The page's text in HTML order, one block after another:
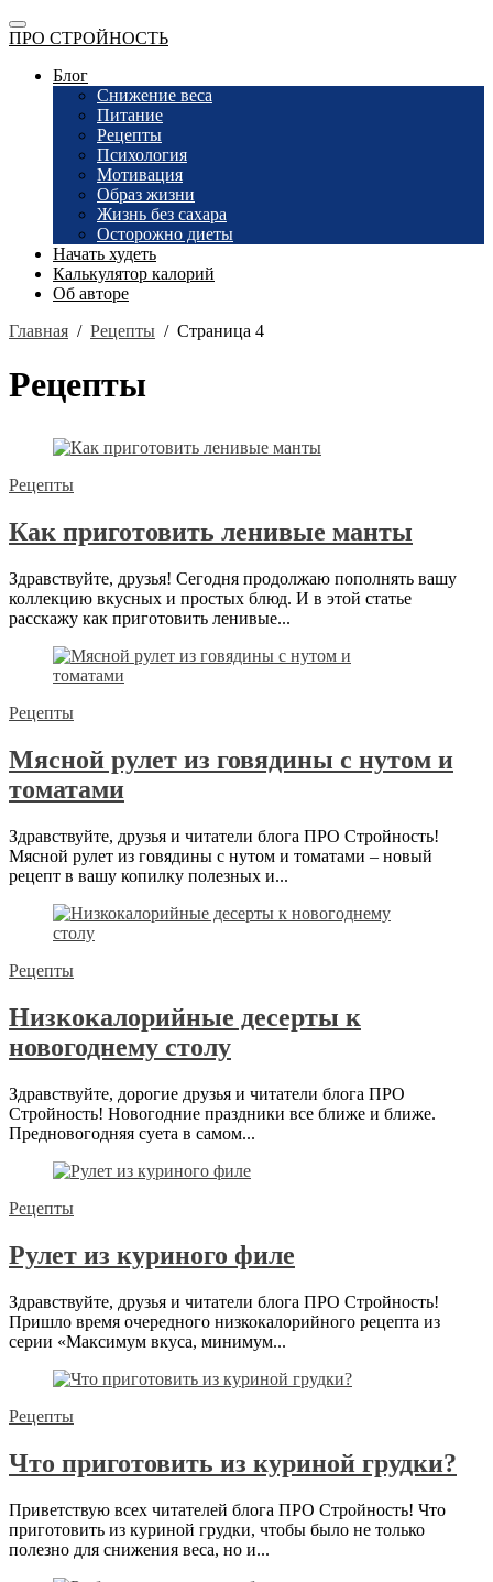
ПРО СТРОЙНОСТЬ
Блог
Снижение веса
Питание
Рецепты
Психология
Мотивация
Образ жизни
Жизнь без сахара
Осторожно диеты
Начать худеть
Калькулятор калорий
Об авторе
Главная / Рецепты / Страница 4
Рецепты
Рецепты
Как приготовить ленивые манты
Здравствуйте, друзья! Сегодня продолжаю пополнять вашу
коллекцию вкусных и простых блюд. И в этой статье
расскажу как приготовить ленивые...
Рецепты
Мясной рулет из говядины с нутом и
томатами
Здравствуйте, друзья и читатели блога ПРО Стройность!
Мясной рулет из говядины с нутом и томатами – новый
рецепт в вашу копилку полезных и...
Рецепты
Низкокалорийные десерты к
новогоднему столу
Здравствуйте, дорогие друзья и читатели блога ПРО
Стройность! Новогодние праздники все ближе и ближе.
Предновогодняя суета в самом...
Рецепты
Рулет из куриного филе
Здравствуйте, друзья и читатели блога ПРО Стройность!
Пришло время очередного низкокалорийного рецепта из
серии «Максимум вкуса, минимум...
Рецепты
Что приготовить из куриной грудки?
Приветствую всех читателей блога ПРО Стройность! Что
приготовить из куриной грудки, чтобы было не только
полезно для снижения веса, но и...